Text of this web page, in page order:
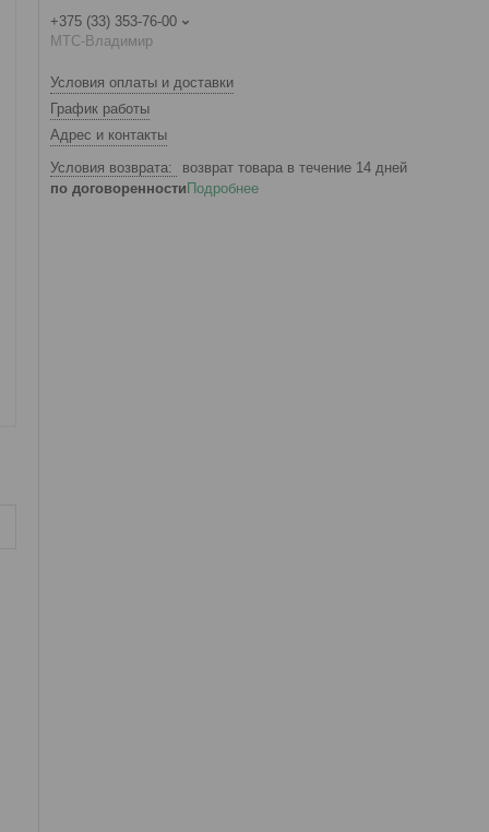
+375 (33) 353-76-00
МТС-Владимир
Условия оплаты и доставки
График работы
Адрес и контакты
возврат товара в течение 14 дней
по договоренности Подробнее